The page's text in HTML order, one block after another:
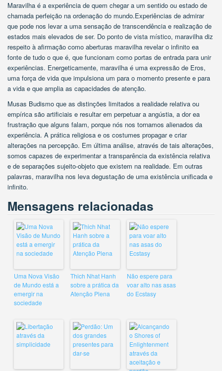
Maravilha é a experiência de quem chegar a um sentido ou estado de
chamada perfeição na ordenação do mundo.Experiências de admirar
que pode nos levar a uma sensação de transcendência e realização de
estados mais elevados de ser. Do ponto de vista místico, maravilha diz
respeito à afirmação como aberturas maravilha revelar o infinito ea
fonte de tudo o que é, que funcionam como portas de entrada para unir
experiências. Energeticamente, maravilha é uma expressão de Eros,
uma força de vida que impulsiona um para o momento presente e para
a vida e que amplia as capacidades de atenção.
Musas Budismo que as distinções limitados a realidade relativa ou
empírica são artificiais e resultar em perpetuar a angústia, a dor ea
frustração que alguns falam, porque nós nos tornamos alienados da
experiência. A prática religiosa e os costumes propagar e criar
alterações na percepção. Em última análise, através de tais alterações,
somos capazes de experimentar a transparência da existência relativa
e de separações sujeito-objeto que existem na realidade. Em outras
palavras, maravilha nos leva degustação de uma existência unificada e
infinito.
Mensagens relacionadas
Uma Nova Visão
de Mundo está a
emergir na
sociedade
Thich Nhat Hanh
sobre a prática da
Atenção Plena
Não espere para
voar alto nas asas
do Ecstasy